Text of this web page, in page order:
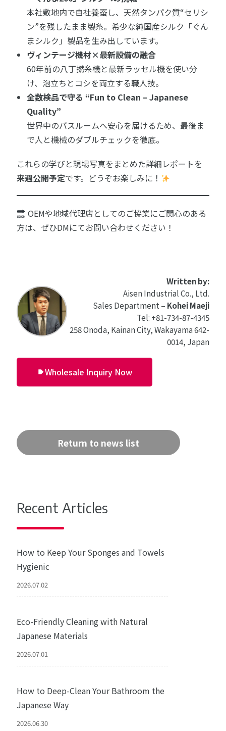
本社敷地内で自社養蚕し、天然タンパク質“セリシ
ン”を残したまま製糸。希少な純国産シルク「ぐん
まシルク」製品を生み出しています。
ヴィンテージ機材×最新設備の融合
60年前の八丁撚糸機と最新ラッセル機を使い分
け、泡立ちとコシを両立する職人技。
全数検品で守る “Fun to Clean – Japanese
Quality”
世界中のバスルームへ安心を届けるため、最後ま
で人と機械のダブルチェックを徹底。
これらの学びと現場写真をまとめた詳細レポートを
来週公開予定です。どうぞお楽しみに！
OEMや地域代理店としてのご協業にご関心のある
方は、ぜひDMにてお問い合わせください！
Written by:
Aisen Industrial Co., Ltd.
Sales Department – Kohei Maeji
Tel: +81-734-87-4345
258 Onoda, Kainan City, Wakayama 642-
0014, Japan
Wholesale Inquiry Now
Return to news list
Recent Articles
How to Keep Your Sponges and Towels
Hygienic
2026.07.02
Eco-Friendly Cleaning with Natural
Japanese Materials
2026.07.01
How to Deep-Clean Your Bathroom the
Japanese Way
2026.06.30